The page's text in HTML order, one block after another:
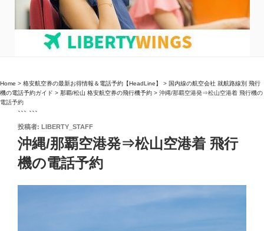
Home > 格安航空券の最新お得情報＆電話予約【HeadLine】 > 国内線の航空会社 就航路線別 飛行
機の電話予約ガイド > 那覇/松山 格安航空券の飛行機予約 > 沖縄/那覇空港発⇒松山空港着 飛行機の
電話予約
``` ```
投
稿
日:
投稿者: LIBERTY_STAFF
沖縄/那覇空港発⇒松山空港着 飛行
機の電話予約